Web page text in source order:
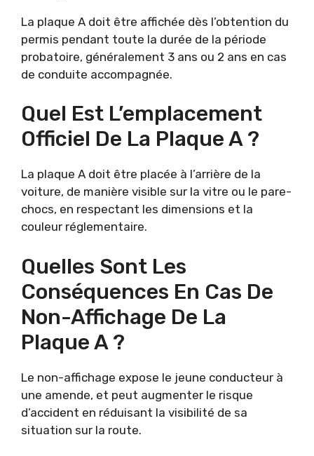
La plaque A doit être affichée dès l’obtention du
permis pendant toute la durée de la période
probatoire, généralement 3 ans ou 2 ans en cas
de conduite accompagnée.
Quel Est L’emplacement
Officiel De La Plaque A ?
La plaque A doit être placée à l’arrière de la
voiture, de manière visible sur la vitre ou le pare-
chocs, en respectant les dimensions et la
couleur réglementaire.
Quelles Sont Les
Conséquences En Cas De
Non-Affichage De La
Plaque A ?
Le non-affichage expose le jeune conducteur à
une amende, et peut augmenter le risque
d’accident en réduisant la visibilité de sa
situation sur la route.